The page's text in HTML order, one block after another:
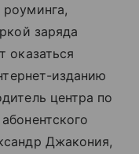
заряда
оказаться
изданию
центра по
Джакония,